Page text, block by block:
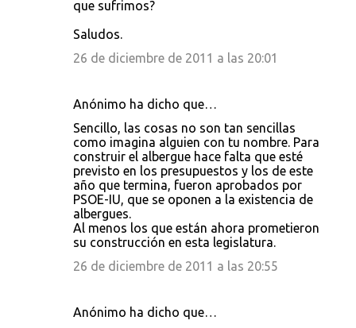
que sufrimos?
Saludos.
26 de diciembre de 2011 a las 20:01
Anónimo ha dicho que…
Sencillo, las cosas no son tan sencillas
como imagina alguien con tu nombre. Para
construir el albergue hace falta que esté
previsto en los presupuestos y los de este
año que termina, fueron aprobados por
PSOE-IU, que se oponen a la existencia de
albergues.
Al menos los que están ahora prometieron
su construcción en esta legislatura.
26 de diciembre de 2011 a las 20:55
Anónimo ha dicho que…